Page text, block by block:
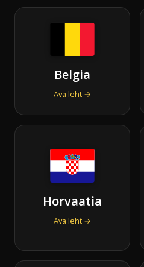
Belgia
Ava leht →
Horvaatia
Ava leht →